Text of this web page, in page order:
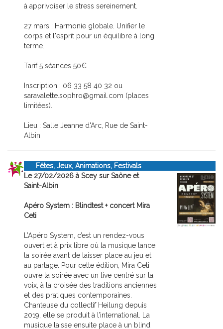
à apprivoiser le stress sereinement.
27 mars : Harmonie globale. Unifier le
corps et l'esprit pour un équilibre à long
terme.
Tarif 5 séances 50€
Inscription : 06 33 58 40 32 ou
saravalette.sophro@gmail.com (places
limitées).
Lieu : Salle Jeanne d'Arc, Rue de Saint-
Albin
Fêtes, Jeux, Animations, Festivals
Le 27/02/2026 à Scey sur Saône et
Saint-Albin
Apéro System : Blindtest + concert Mira
Ceti
L’Apéro System, c’est un rendez-vous
ouvert et à prix libre où la musique lance
la soirée avant de laisser place au jeu et
au partage. Pour cette édition, Mira Ceti
ouvre la soirée avec un live centré sur la
voix, à la croisée des traditions anciennes
et des pratiques contemporaines.
Chanteuse du collectif Heilung depuis
2019, elle se produit à l’international. La
musique laisse ensuite place à un blind